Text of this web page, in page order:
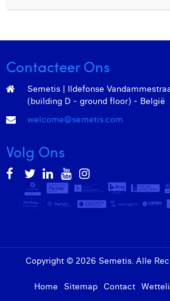
Margaux Snakkers
Mathias Segers
Matthias Langenaeker
Olivia Lohest
Pieter Maesmans
Sebastiaan Reeskamp
Thomas Kurevic
Thomas Riis
Contacteer Ons
Semetis | Ildefonse
(building D - ground floor) - België
welcome@semetis.com
Volg Ons
Copyright © 2026 Semetis. Alle
Home Sitemap Contact